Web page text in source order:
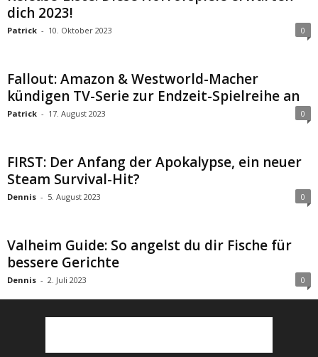
dich 2023!
Patrick - 10. Oktober 2023 0
Fallout: Amazon & Westworld-Macher
kündigen TV-Serie zur Endzeit-Spielreihe an
Patrick - 17. August 2023 0
FIRST: Der Anfang der Apokalypse, ein neuer
Steam Survival-Hit?
Dennis - 5. August 2023 0
Valheim Guide: So angelst du dir Fische für
bessere Gerichte
Dennis - 2. Juli 2023 0